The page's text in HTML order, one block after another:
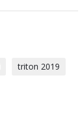
triton 2019